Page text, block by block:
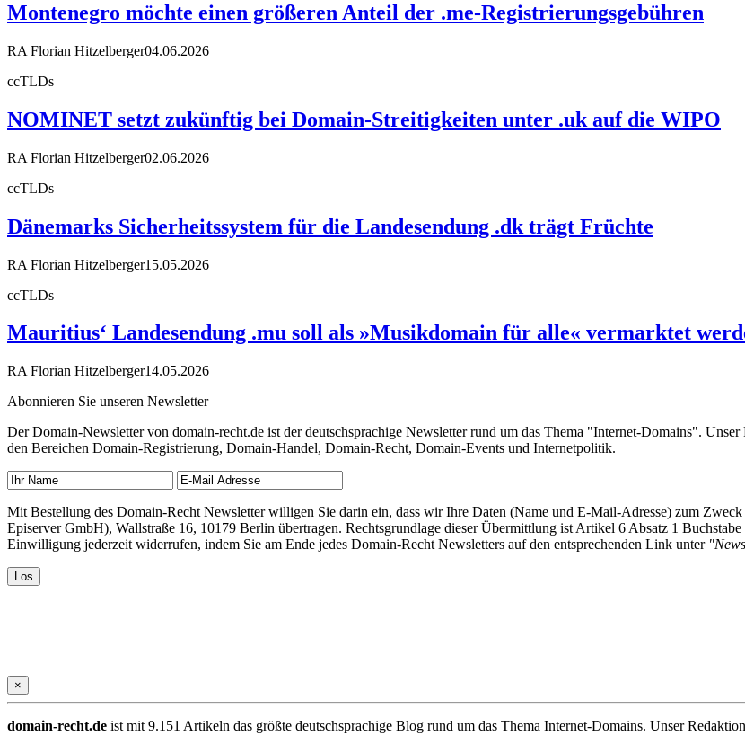
Montenegro möchte einen größeren Anteil der .me-Registrierungsgebühren
RA Florian Hitzelberger04.06.2026
ccTLDs
NOMINET setzt zukünftig bei Domain-Streitigkeiten unter .uk auf die WIPO
RA Florian Hitzelberger02.06.2026
ccTLDs
Dänemarks Sicherheitssystem für die Landesendung .dk trägt Früchte
RA Florian Hitzelberger15.05.2026
ccTLDs
Mauritius‘ Landesendung .mu soll als »Musikdomain für alle« vermarktet
RA Florian Hitzelberger14.05.2026
Abonnieren Sie unseren Newsletter
Der Domain-Newsletter von domain-recht.de ist der deutschsprachige Newsletter rund um das Thema "Internet-Domains".
den Bereichen Domain-Registrierung, Domain-Handel, Domain-Recht, Domain-Events und Internetpolitik.
Mit Bestellung des Domain-Recht Newsletter willigen Sie darin ein, dass wir Ihre Daten (Name und E-Mail-Adresse) zum
Episerver GmbH), Wallstraße 16, 10179 Berlin übertragen. Rechtsgrundlage dieser Übermittlung ist Artikel 6 Absatz 1
Einwilligung jederzeit widerrufen, indem Sie am Ende jedes Domain-Recht Newsletters auf den entsprechenden Link unter
×
domain-recht.de ist mit 9.151 Artikeln das größte deutschsprachige Blog rund um das Thema Internet-Domains. Unser